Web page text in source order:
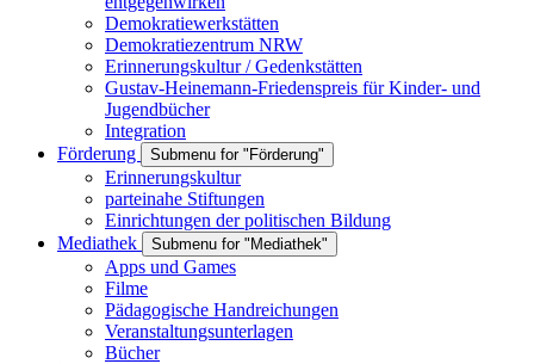
Demokratiewerkstätten
Demokratiezentrum NRW
Erinnerungskultur / Gedenkstätten
Gustav-Heinemann-Friedenspreis für Kinder- und
Jugendbücher
Integration
Förderung
Submenu for "Förderung"
Erinnerungskultur
parteinahe Stiftungen
Einrichtungen der politischen Bildung
Mediathek
Submenu for "Mediathek"
Apps und Games
Filme
Pädagogische Handreichungen
Veranstaltungsunterlagen
Bücher